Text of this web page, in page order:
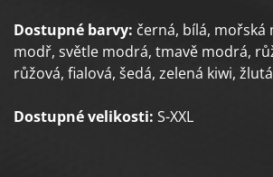
Dostupné barvy: černá, bílá, mořská
modř, světle modrá, tmavě modrá,
růžová, fialová, šedá, zelená kiwi,
Dostupné velikosti: S-XXL